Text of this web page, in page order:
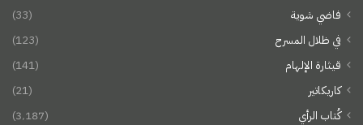
فاضي شوية
(33)
في ظلال المسرح
(123)
قيثارة الإلهام
(141)
كاريكاتير
(21)
كُتاب الرأي
(3٬187)